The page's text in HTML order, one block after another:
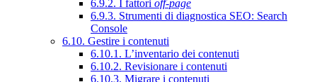
6.9.2. I fattori off-page
6.9.3. Strumenti di diagnostica SEO: Search
Console
6.10. Gestire i contenuti
6.10.1. L’inventario dei contenuti
6.10.2. Revisionare i contenuti
6.10.3. Migrare i contenuti